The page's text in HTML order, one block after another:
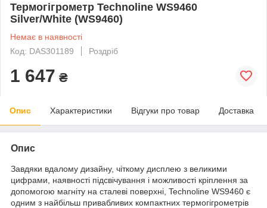
Термогігрометр Technoline WS9460
Silver/White (WS9460)
Немає в наявності
Код: DAS301189
Роздріб
1 647 ₴
Опис Характеристики Відгуки про товар Доставка
Опис
Завдяки вдалому дизайну, чіткому дисплею з великими
цифрами, наявності підсвічування і можливості кріплення за
допомогою магніту на сталеві поверхні, Technoline WS9460 є
одним з найбільш привабливих компактних термогігрометрів